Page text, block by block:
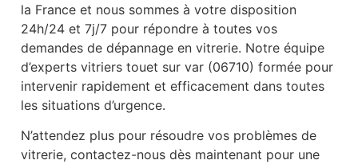
la France et nous sommes à votre disposition
24h/24 et 7j/7 pour répondre à toutes vos
demandes de dépannage en vitrerie. Notre équipe
d’experts vitriers touet sur var (06710) formée pour
intervenir rapidement et efficacement dans toutes
les situations d’urgence.
N’attendez plus pour résoudre vos problèmes de
vitrerie, contactez-nous dès maintenant pour une